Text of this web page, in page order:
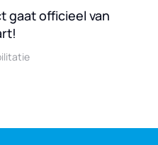
gaat officieel van